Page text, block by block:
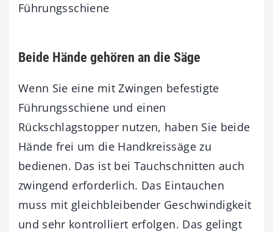
Führungsschiene
Beide Hände gehören an die Säge
Wenn Sie eine mit Zwingen befestigte
Führungsschiene und einen
Rückschlagstopper nutzen, haben Sie beide
Hände frei um die Handkreissäge zu
bedienen. Das ist bei Tauchschnitten auch
zwingend erforderlich. Das Eintauchen
muss mit gleichbleibender Geschwindigkeit
und sehr kontrolliert erfolgen. Das gelingt